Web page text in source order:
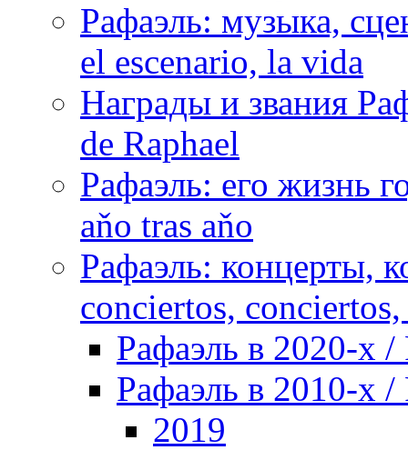
Рафаэль: музыка,
el escenario, la vida
Награды и звания
de Raphael
Рафаэль: его жизнь
aňo tras aňo
Рафаэль: концерты,
conciertos,
Рафаэль в 2020-х /
Рафаэль в 2010-х /
2019